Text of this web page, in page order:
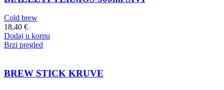
Cold brew
18,40 €
Dodaj u korpu
Brzi pregled
BREW STICK KRUVE